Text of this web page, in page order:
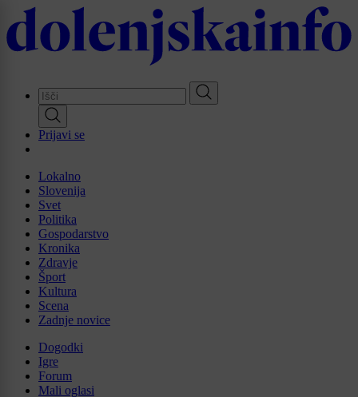
Skip
to
main
Prijavi se
Lokalno
Slovenija
Svet
Politika
Gospodarstvo
Kronika
Zdravje
Šport
Kultura
Scena
Zadnje novice
Dogodki
Igre
Forum
Mali oglasi